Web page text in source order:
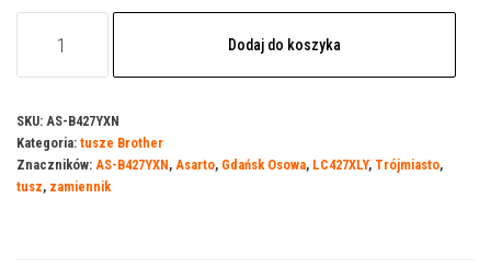
do
Brother
427YXN|
Dodaj do koszyka
SKU: AS-B427YXN
Kategoria: tusze Brother
Znaczników: AS-B427YXN, Asarto, Gdańsk Osowa, LC427XLY, Trójmiasto,
tusz, zamiennik